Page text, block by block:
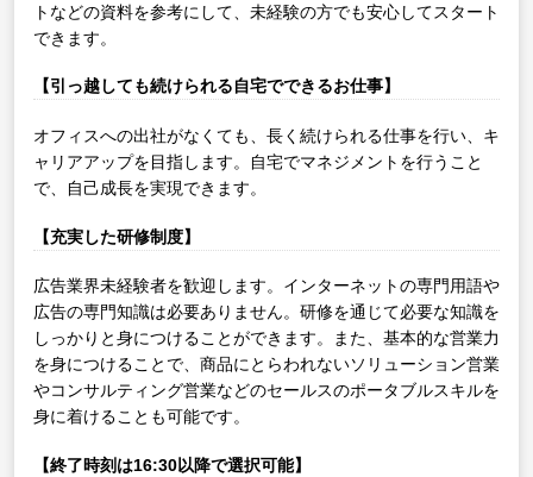
トなどの資料を参考にして、未経験の方でも安心してスタート
できます。
【引っ越しても続けられる自宅でできるお仕事】
オフィスへの出社がなくても、長く続けられる仕事を行い、キ
ャリアアップを目指します。自宅でマネジメントを行うこと
で、自己成長を実現できます。
【充実した研修制度】
広告業界未経験者を歓迎します。インターネットの専門用語や
広告の専門知識は必要ありません。研修を通じて必要な知識を
しっかりと身につけることができます。また、基本的な営業力
を身につけることで、商品にとらわれないソリューション営業
やコンサルティング営業などのセールスのポータブルスキルを
身に着けることも可能です。
【終了時刻は16:30以降で選択可能】